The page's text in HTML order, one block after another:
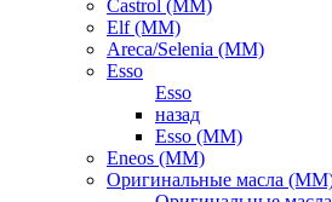
Castrol (ММ)
Elf (ММ)
Areca/Selenia (ММ)
Esso
Esso
назад
Esso (ММ)
Eneos (ММ)
Оригинальные масла